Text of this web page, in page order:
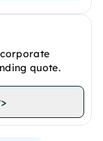
quote.
>